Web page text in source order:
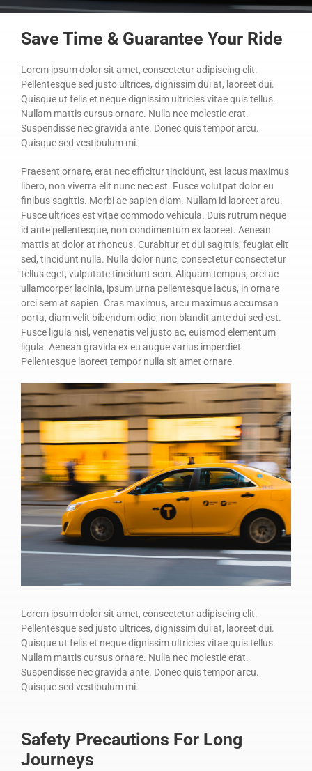
CONTACT
Save Time & Guarantee Your Ride
Lorem ipsum dolor sit amet, consectetur adipiscing elit.
Pellentesque sed justo ultrices, dignissim dui at, laoreet dui.
Quisque ut felis et neque dignissim ultricies vitae quis tellus.
Nullam mattis cursus ornare. Nulla nec molestie erat.
Suspendisse nec gravida ante. Donec quis tempor arcu.
Quisque sed vestibulum mi.
Praesent ornare, erat nec efficitur tincidunt, est lacus maximus
libero, non viverra elit nunc nec est. Fusce volutpat dolor eu
finibus sagittis. Morbi ac sapien diam. Nullam id laoreet arcu.
Fusce ultrices est vitae commodo vehicula. Duis rutrum neque
id ante pellentesque, non condimentum ex laoreet. Aenean
mattis at dolor at rhoncus. Curabitur et dui sagittis, feugiat elit
sed, tincidunt nulla. Nulla dolor nunc, consectetur consectetur
tellus eget, vulputate tincidunt sem. Aliquam tempus, orci ac
ullamcorper lacinia, ipsum urna pellentesque lacus, in ornare
orci sem at sapien. Cras maximus, arcu maximus accumsan
porta, diam velit bibendum odio, non blandit ante dui sed est.
Fusce ligula nisl, venenatis vel justo ac, euismod elementum
ligula. Aenean gravida ex eu augue varius imperdiet.
Pellentesque laoreet tempor nulla sit amet ornare.
Lorem ipsum dolor sit amet, consectetur adipiscing elit.
Pellentesque sed justo ultrices, dignissim dui at, laoreet dui.
Quisque ut felis et neque dignissim ultricies vitae quis tellus.
Nullam mattis cursus ornare. Nulla nec molestie erat.
Suspendisse nec gravida ante. Donec quis tempor arcu.
Quisque sed vestibulum mi.
Safety Precautions For Long
Journeys